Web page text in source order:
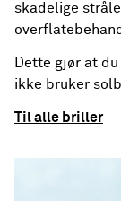
skadelige
Dette gjør at
ikke bruker
Til alle briller